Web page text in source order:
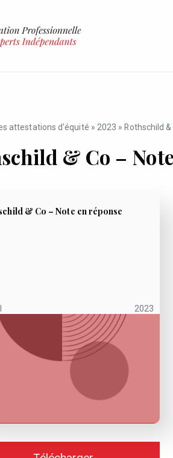
attestations d'équité » 2023 » Rothschild
& Co –
& Co – Note en réponse
2023